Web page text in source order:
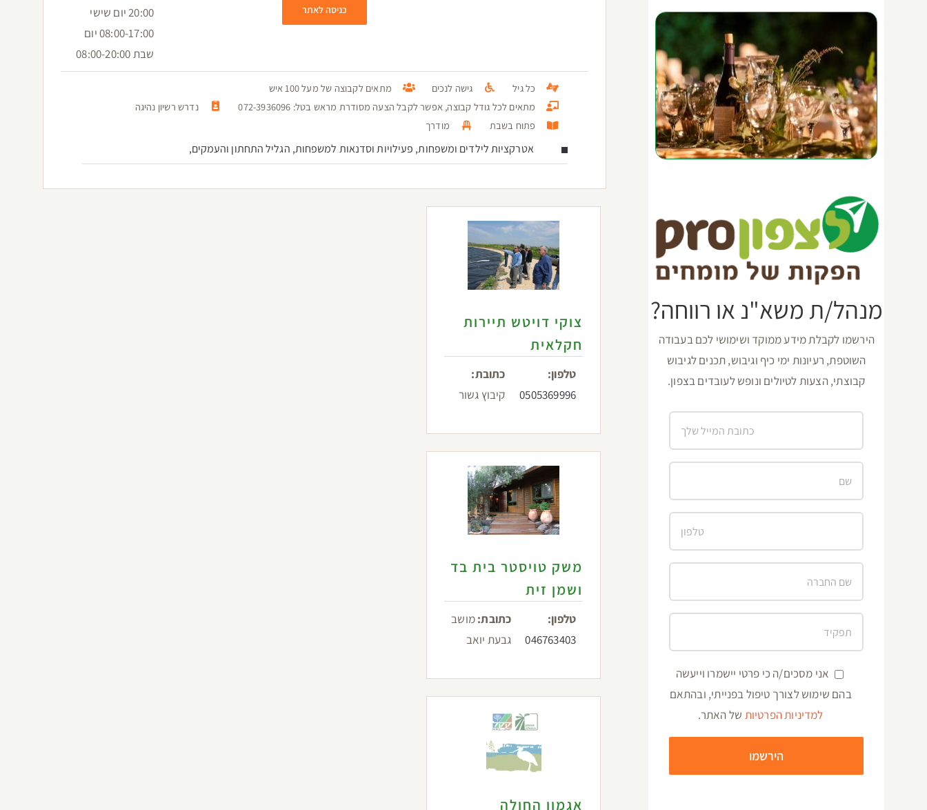
כניסה לאתר
20:00 יום שישי
08:00-17:00 יום
שבת 08:00-20:00
כל גיל גישה לנכים
מתאים לקבוצה של מעל 100 איש
מתאים לכל גודל קבוצה, אפשר לקבל הצעה מסודרת מראש בטל: 072-3936096
נדרש רשיון נהיגה
פתוח בשבת
מודרך
אטרקציות לילדים ומשפחות, פעילויות וסדנאות למשפחות, הגליל התחתון והעמקים,
צוקי דויטש תיירות
חקלאית
טלפון:
0505369996
כתובת:
קיבוץ גשור
משק טויסטר בית בד
ושמן זית
טלפון:
046763403
כתובת:מושב
גבעת יואב
אגמון החולה
מנהל/ת משא"נ או רווחה?
הירשמו לקבלת מידע ממוקד ושימושי לכם בעבודה
השוטפת, רעיונות ימי כיף וגיבוש, תכנים לגיבוש
קבוצתי, הצעות לטיולים ונופש לעובדים בצפון.
אני מסכים/ה כי פרטי יישמרו וייעשה
בהם שימוש לצורך טיפול בפנייתי, ובהתאם
למדיניות הפרטיות של האתר.